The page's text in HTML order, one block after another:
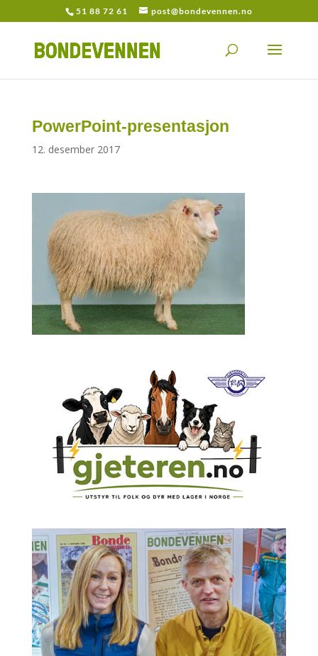
51 88 72 61 post@bondevennen.no
PowerPoint-presentasjon
12. desember 2017